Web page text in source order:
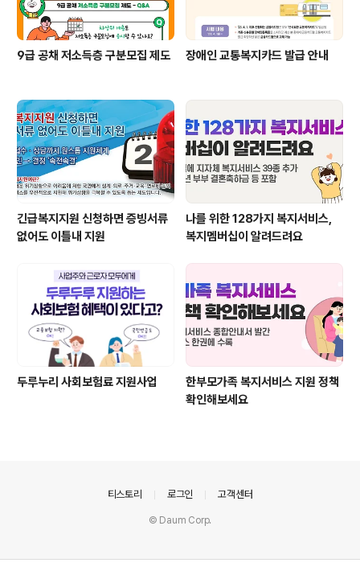
9급 공채 저소득층 구분모집 제도 장애인 교통복지카드 발급 안내
긴급복지지원 신청하면 증빙서류
없어도 이틀내 지원
나를 위한 128가지 복지서비스,
복지멤버십이 알려드려요
두루누리 사회보험료 지원사업
한부모가족 복지서비스 지원 정책
확인해보세요
티스토리 로그인 고객센터
© Daum Corp.